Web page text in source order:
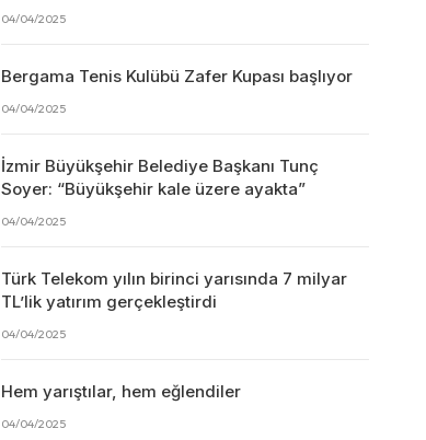
04/04/2025
Bergama Tenis Kulübü Zafer Kupası başlıyor
04/04/2025
İzmir Büyükşehir Belediye Başkanı Tunç
Soyer: “Büyükşehir kale üzere ayakta”
04/04/2025
Türk Telekom yılın birinci yarısında 7 milyar
TL’lik yatırım gerçekleştirdi
04/04/2025
Hem yarıştılar, hem eğlendiler
04/04/2025